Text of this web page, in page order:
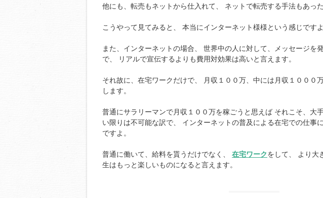
他にも、転売もネットから仕入れて、 ネットで転売する手法もあった
こうやって見てみると、 本当にインターネット様様という感じですよ
また、インターネットの場合、 世界中の人に対して、メッセージを
で、 リアルで宣伝するよりも費用対効果は高いと言えます。
それ故に、在宅ワークだけで、 月収１００万、中には月収１０００
します。
普通にサラリーマンで月収１００万を稼ごうと思えば それこそ、大
い限りは不可能な訳で、 インターネットの普及による在宅での仕事
ですよ。
普通に働いて、給料を貰うだけでなく、 在宅ワークをして、 より大
生はもっと楽しいものになると言えます。